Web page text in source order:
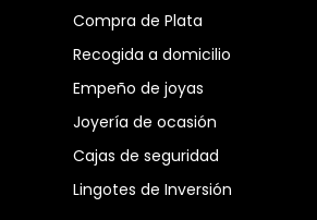
Compra de Plata
Recogida a domicilio
Empeño de joyas
Joyería de ocasión
Cajas de seguridad
Lingotes de Inversión